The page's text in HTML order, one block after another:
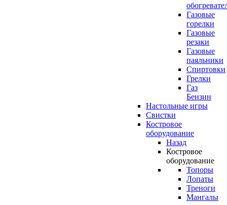
Газовые
горелки
Газовые
резаки
Газовые
паяльники
Спиртовки
Грелки
Газ
Бензин
Настольные игры
Свистки
Костровое
оборудование
Назад
Костровое
оборудование
Топоры
Лопаты
Треноги
Мангалы